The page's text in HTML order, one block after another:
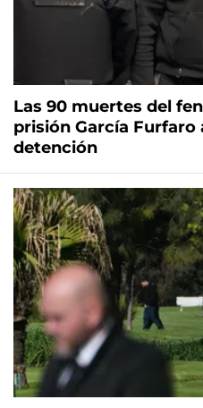
Las 90 muertes del
prisión García Furfaro
detención